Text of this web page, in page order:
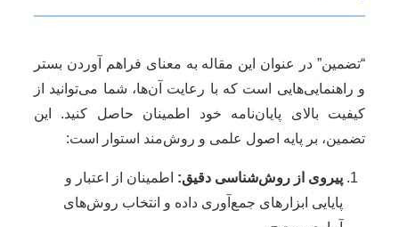
“تضمین” در عنوان این مقاله به معنای فراهم آوردن بستر
و راهنمایی‌هایی است که با رعایت آن‌ها، شما می‌توانید از
کیفیت بالای پایان‌نامه خود اطمینان حاصل کنید. این
تضمین، بر پایه اصول علمی و روش‌مند استوار است:
پیروی از روش‌شناسی دقیق: اطمینان از اعتبار و
پایایی ابزارهای جمع‌آوری داده و انتخاب روش‌های